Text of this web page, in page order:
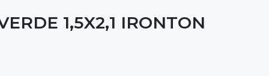
1,5X2,1 IRONTON